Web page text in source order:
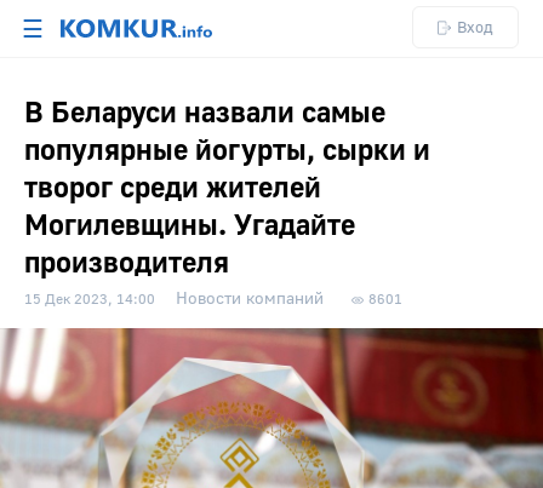
☰ Вход
В Беларуси назвали самые
популярные йогурты, сырки и
творог среди жителей
Могилевщины. Угадайте
производителя
15 Дек 2023, 14:00 Новости компаний 8601